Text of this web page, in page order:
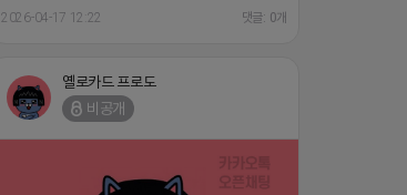
2026-04-17 12:22 댓글: 0개
옐로카드 프로도
비공개